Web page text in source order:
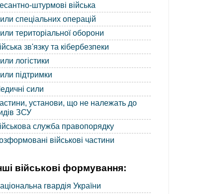
штурмові війська
спеціальних операцій
територіальної оборони
зв'язку та кібербезпеки
логістики
підтримки
сили
установи, що не належать до
ЗСУ
служба правопорядку
військові частини
військові формування:
гвардія України